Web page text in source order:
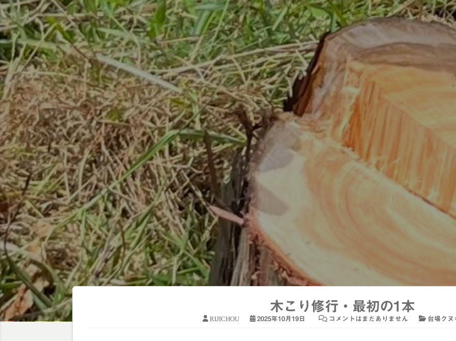
木こり修行・最初の1本
RIJICHOU 2025年10月19日 コメントはまだありません 台場クヌ